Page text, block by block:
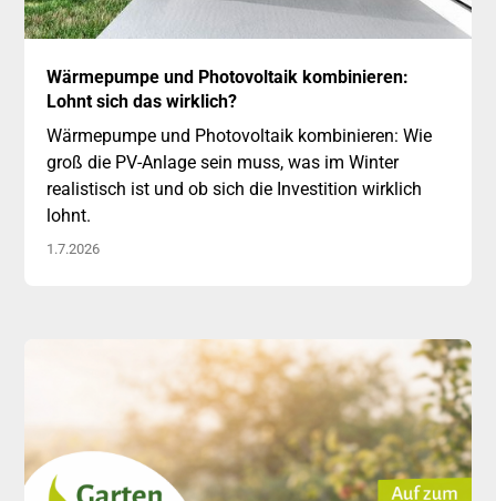
01
Juli
Wärmepumpe und Photovoltaik kombinieren:
Lohnt sich das wirklich?
Wärmepumpe und Photovoltaik kombinieren: Wie
groß die PV-Anlage sein muss, was im Winter
realistisch ist und ob sich die Investition wirklich
lohnt.
1.7.2026